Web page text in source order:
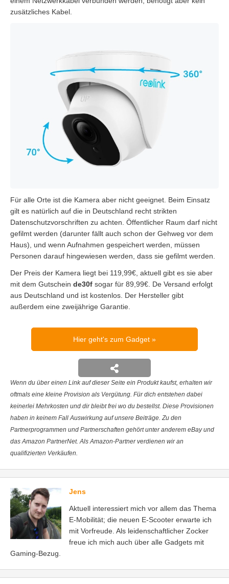
zusätzliches Kabel.
Für alle Orte ist die Kamera aber nicht geeignet. Beim Einsatz
gilt es natürlich auf die in Deutschland recht strikten
Datenschutzvorschriften zu achten. Öffentlicher Raum darf nicht
gefilmt werden (darunter fällt auch schon der Gehweg vor dem
Haus), und wenn Aufnahmen gespeichert werden, müssen
Personen darauf hingewiesen werden, dass sie gefilmt werden.
Der Preis der Kamera liegt bei 119,99€, aktuell gibt es sie aber
mit dem Gutschein de30f sogar für 89,99€. De Versand erfolgt
aus Deutschland und ist kostenlos. Der Hersteller gibt
außerdem eine zweijährige Garantie.
Hier geht's zum Gadget
Wenn du über einen Link auf dieser Seite ein Produkt kaufst, erhalten wir
oftmals eine kleine Provision als Vergütung. Für dich entstehen dabei
keinerlei Mehrkosten und dir bleibt frei wo du bestellst. Diese Provisionen
haben in keinem Fall Auswirkung auf unsere Beiträge. Zu den
Partnerprogrammen und Partnerschaften gehört unter anderem eBay und
das Amazon PartnerNet. Als Amazon-Partner verdienen wir an
qualifizierten Verkäufen.
Jens
Aktuell interessiert mich vor allem das Thema
E-Mobilität; die neuen E-Scooter erwarte ich
mit Vorfreude. Als leidenschaftlicher Zocker
freue ich mich auch über alle Gadgets mit
Gaming-Bezug.